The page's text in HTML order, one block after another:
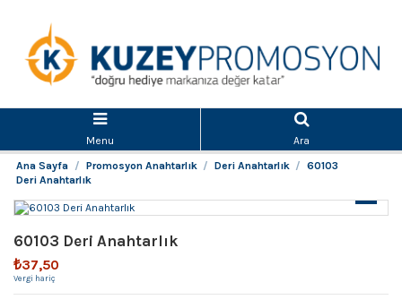
Menu
Ara
Ana Sayfa
Promosyon Anahtarlık Deri Anahtarlık
60103
Deri Anahtarlık
60103 Deri Anahtarlık
₺37,50
Vergi hariç